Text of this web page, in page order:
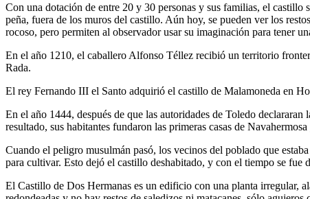
Con una dotación de entre 20 y 30 personas y sus familias, el castillo
peña, fuera de los muros del castillo. Aún hoy, se pueden ver los
rocoso, pero permiten al observador usar su imaginación para tener
En el año 1210, el caballero Alfonso Téllez recibió un territorio
Rada.
El rey Fernando III el Santo adquirió el castillo de Malamoneda en
En el año 1444, después de que las autoridades de Toledo
resultado, sus habitantes fundaron las primeras casas de
Cuando el peligro musulmán pasó, los vecinos del poblado que
para cultivar. Esto dejó el castillo deshabitado, y con el tiempo se fue
El Castillo de Dos Hermanas es un edificio con una planta irregular,